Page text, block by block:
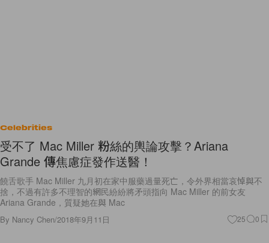
Celebrities
受不了 Mac Miller 粉絲的輿論攻擊？Ariana
Grande 傳焦慮症發作送醫！
饒舌歌手 Mac Miller 九月初在家中服藥過量死亡，令外界相當哀悼與不
捨，不過有許多不理智的網民紛紛將矛頭指向 Mac Miller 的前女友
Ariana Grande，質疑她在與 Mac
By Nancy Chen/2018年9月11日 25 0